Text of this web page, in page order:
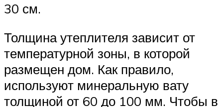
30 см.
Толщина утеплителя зависит от
температурной зоны, в которой
размещен дом. Как правило,
используют минеральную вату
толщиной от 60 до 100 мм. Чтобы в